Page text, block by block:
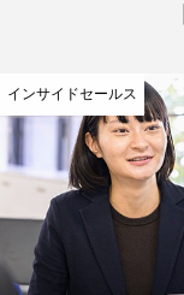
インサイドセールス